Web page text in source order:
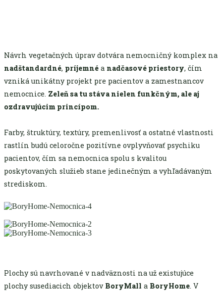
Návrh vegetačných úprav dotvára nemocničný komplex na
nadštandardné, príjemné a nadčasové priestory, čím
vzniká unikátny projekt pre pacientov a zamestnancov
nemocnice. Zeleň sa tu stáva nielen funkčným, ale aj
ozdravujúcim princípom.
Farby, štruktúry, textúry, premenlivosť a ostatné vlastnosti
rastlín budú celoročne pozitívne ovplyvňovať psychiku
pacientov, čím sa nemocnica spolu s kvalitou
poskytovaných služieb stane jedinečným a vyhľadávaným
strediskom.
Plochy sú navrhované v nadväznosti na už existujúce
plochy susediacich objektov BoryMall a BoryHome. V